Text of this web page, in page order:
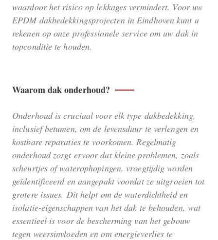
waardoor het risico op lekkages vermindert. Voor uw
EPDM dakbedekkingsprojecten in Eindhoven kunt u
rekenen op onze professionele service om uw dak in
topconditie te houden.
Waarom dak onderhoud?
Onderhoud is cruciaal voor elk type dakbedekking,
inclusief betumen, om de levensduur te verlengen en
kostbare reparaties te voorkomen. Regelmatig
onderhoud zorgt ervoor dat kleine problemen, zoals
scheurtjes of waterophopingen, vroegtijdig worden
geïdentificeerd en aangepakt voordat ze uitgroeien tot
grotere issues. Dit helpt om de waterdichtheid en
isolatie-eigenschappen van het dak te behouden, wat
essentieel is voor de bescherming van het gebouw
tegen weersinvloeden en om energieverlies te